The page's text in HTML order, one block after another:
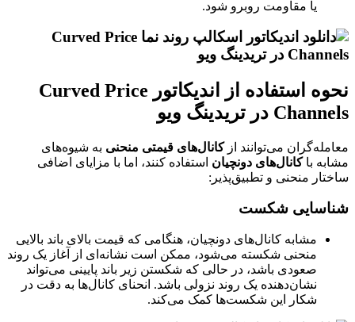
یا مقاومت روبرو شود.
نحوه استفاده از اندیکاتور Curved Price
Channels در تریدینگ ویو
معامله‌گران می‌توانند ازکانال‌های قیمتی منحنی به شیوه‌های
مشابه باکانال‌های دونچیان استفاده کنند، اما با مزایای اضافی
ساختار منحنی و تطبیق‌پذیر:
شناسایی شکست
مشابه کانال‌های دونچیان، هنگامی که قیمت بالای باند بالایی
منحنی شکسته می‌شود، ممکن است نشانه‌ای از آغاز یک روند
صعودی باشد، در حالی که شکستن زیر باند پایینی می‌تواند
نشان‌دهنده یک روند نزولی باشد. انحنای کانال‌ها به دقت در
شکار این شکست‌ها کمک می‌کند.